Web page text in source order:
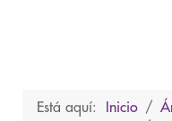
Está aquí: Inicio